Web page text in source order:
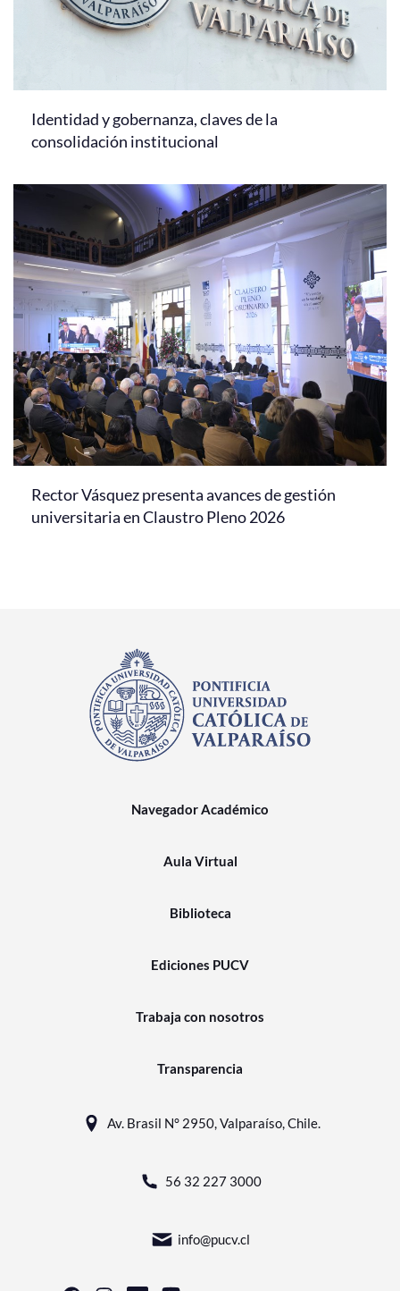
Identidad y gobernanza, claves de la
consolidación institucional
Rector Vásquez presenta avances de gestión
universitaria en Claustro Pleno 2026
Navegador Académico
Aula Virtual
Biblioteca
Ediciones PUCV
Trabaja con nosotros
Transparencia
Av. Brasil N° 2950, Valparaíso, Chile.
56 32 227 3000
info@pucv.cl